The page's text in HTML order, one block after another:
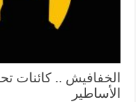
الخفافيش .. كائنات
الأساطير